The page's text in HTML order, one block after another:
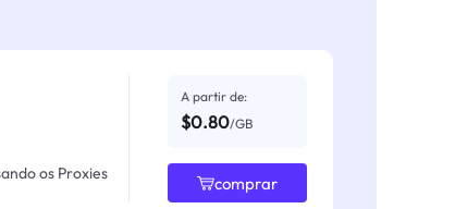
os Proxies
A partir de:
$0.80/GB
comprar